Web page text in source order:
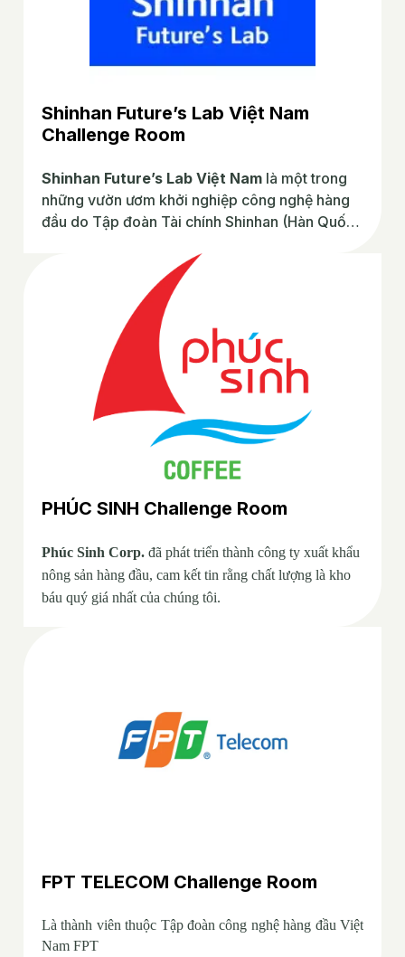
Shinhan Future’s Lab Việt Nam
Challenge Room
Shinhan Future’s Lab Việt Nam là một trong
những vườn ươm khởi nghiệp công nghệ hàng
đầu do Tập đoàn Tài chính Shinhan (Hàn Quốc)
PHÚC SINH Challenge Room
Phúc Sinh Corp. đã phát triển thành công ty xuất khẩu
nông sản hàng đầu, cam kết tin rằng chất lượng là kho
báu quý giá nhất của chúng tôi.
FPT TELECOM Challenge Room
Là thành viên thuộc Tập đoàn công nghệ hàng đầu Việt
Nam FPT